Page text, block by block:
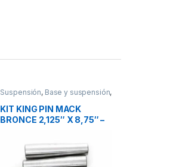
Suspensión, Base y suspensión,
Accesorios
KIT KING PIN MACK
BRONCE 2,125″ X 8,75″ –